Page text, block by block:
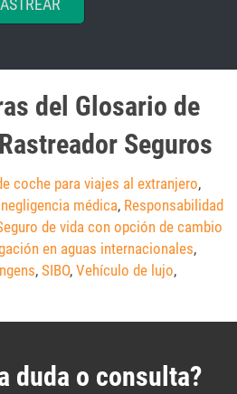
del Glosario de
Seguros
coche para viajes al extranjero,
médica, Responsabilidad
de vida con opción de cambio
en aguas internacionales,
, SIBO, Vehículo de lujo,
duda o consulta?